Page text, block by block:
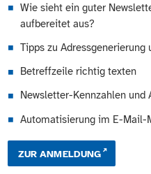
Wie sieht ein guter
aufbereitet aus?
Tipps zu Adressgenerierung
Betreffzeile richtig texten
Newsletter-Kennzahlen und
Automatisierung im E-Mail-
ZUR ANMELDUNG